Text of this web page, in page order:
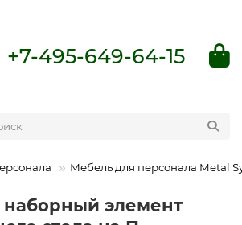
+7-495-649-64-15
Мебель для персонала Metal
элемент